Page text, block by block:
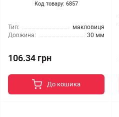
Код товару: 6857
Тип:
макловиця
Довжина:
30 мм
106.34 грн
До кошика